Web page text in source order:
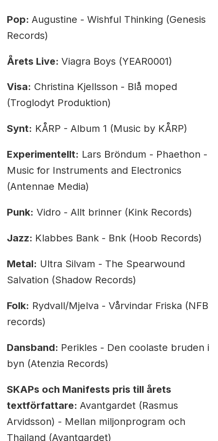
Pop: Augustine - Wishful Thinking (Genesis
Records)
Årets Live: Viagra Boys (YEAR0001)
Visa: Christina Kjellsson - Blå moped
(Troglodyt Produktion)
Synt: KÅRP - Album 1 (Music by KÅRP)
Experimentellt: Lars Bröndum - Phaethon -
Music for Instruments and Electronics
(Antennae Media)
Punk: Vidro - Allt brinner (Kink Records)
Jazz: Klabbes Bank - Bnk (Hoob Records)
Metal: Ultra Silvam - The Spearwound
Salvation (Shadow Records)
Folk: Rydvall/Mjelva - Vårvindar Friska (NFB
records)
Dansband: Perikles - Den coolaste bruden i
byn (Atenzia Records)
SKAPs och Manifests pris till årets
textförfattare: Avantgardet (Rasmus
Arvidsson) - Mellan miljonprogram och
Thailand (Avantgardet)